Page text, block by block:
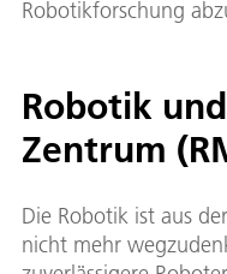
Robotikforschung
Robotik
Zentrum
Die Robotik ist aus
nicht mehr